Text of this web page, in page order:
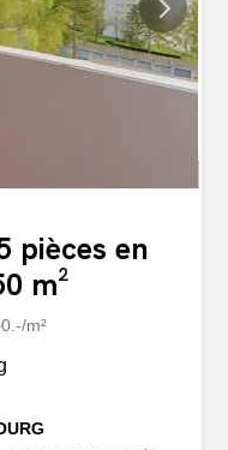
réunit
nous pour
une visite.
pièces en
m²
m²